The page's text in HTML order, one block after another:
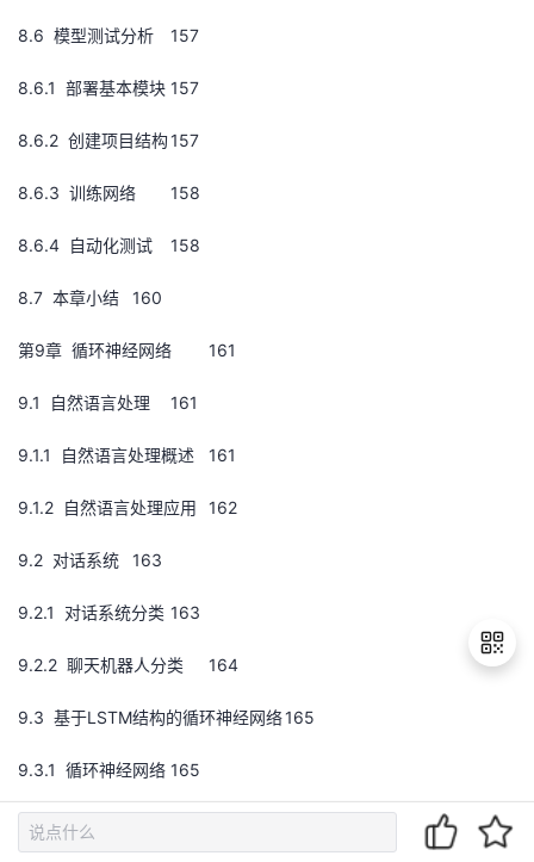
8.6 模型测试分析 157
8.6.1 部署基本模块 157
8.6.2 创建项目结构157
8.6.3 训练网络 158
8.6.4 自动化测试 158
8.7 本章小结 160
第9章 循环神经网络 161
9.1 自然语言处理 161
9.1.1 自然语言处理概述 161
9.1.2 自然语言处理应用 162
9.2 对话系统 163
9.2.1 对话系统分类 163
9.2.2 聊天机器人分类 164
9.3 基于LSTM结构的循环神经网络165
9.3.1 循环神经网络 165
9.3.2 通过时间反向传播